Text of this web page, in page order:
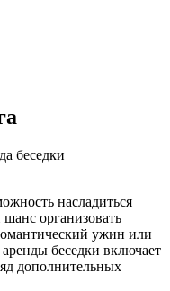
насладиться
организовать
ужин или
беседки включает
дополнительных